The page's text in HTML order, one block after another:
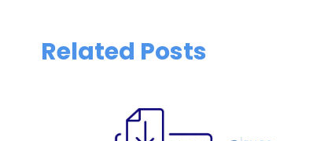
Related Posts